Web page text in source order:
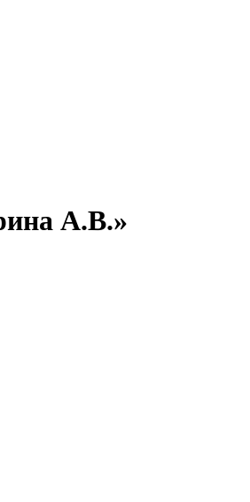
А.В.»